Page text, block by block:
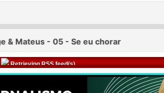
Retrieving RSS feed(s)